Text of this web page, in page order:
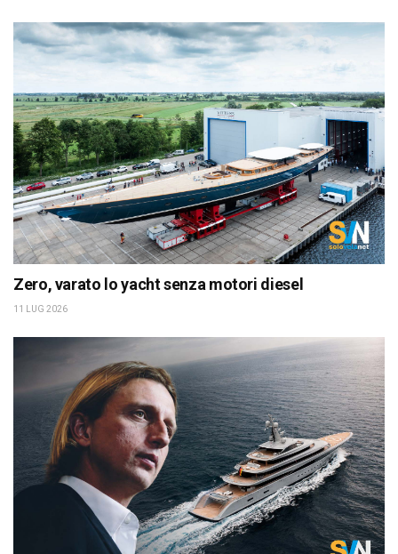
Zero, varato lo yacht senza motori diesel
11 LUG 2026